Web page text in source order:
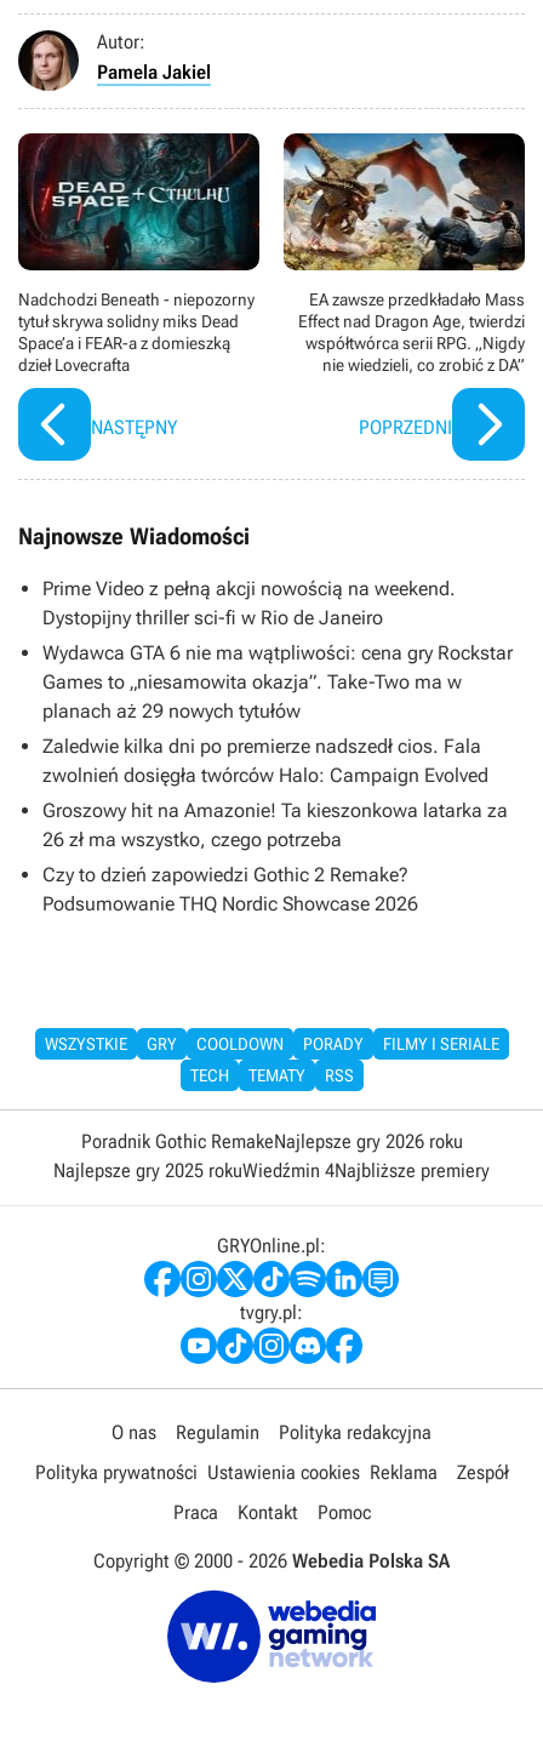
Autor:
Pamela Jakiel
Nadchodzi Beneath - niepozorny
tytuł skrywa solidny miks Dead
Space’a i FEAR-a z domieszką
dzieł Lovecrafta
NASTĘPNY
EA zawsze przedkładało Mass
Effect nad Dragon Age, twierdzi
współtwórca serii RPG. „Nigdy
nie wiedzieli, co zrobić z DA”
POPRZEDNI
Najnowsze Wiadomości
Prime Video z pełną akcji nowością na weekend.
Dystopijny thriller sci-fi w Rio de Janeiro
Wydawca GTA 6 nie ma wątpliwości: cena gry Rockstar
Games to „niesamowita okazja”. Take-Two ma w
planach aż 29 nowych tytułów
Zaledwie kilka dni po premierze nadszedł cios. Fala
zwolnień dosięgła twórców Halo: Campaign Evolved
Groszowy hit na Amazonie! Ta kieszonkowa latarka za
26 zł ma wszystko, czego potrzeba
Czy to dzień zapowiedzi Gothic 2 Remake?
Podsumowanie THQ Nordic Showcase 2026
WSZYSTKIE GRY COOLDOWN PORADY
FILMY I SERIALE
TECH
TEMATY RSS
Poradnik Gothic RemakeNajlepsze gry 2026 roku
Najlepsze gry 2025 rokuWiedźmin 4Najbliższe premiery
GRYOnline.pl:
tvgry.pl:
O nas Regulamin
Polityka redakcyjna
Polityka prywatności Ustawienia cookies Reklama
Zespół
Praca
Kontakt Pomoc
Copyright © 2000 - 2026 Webedia Polska SA